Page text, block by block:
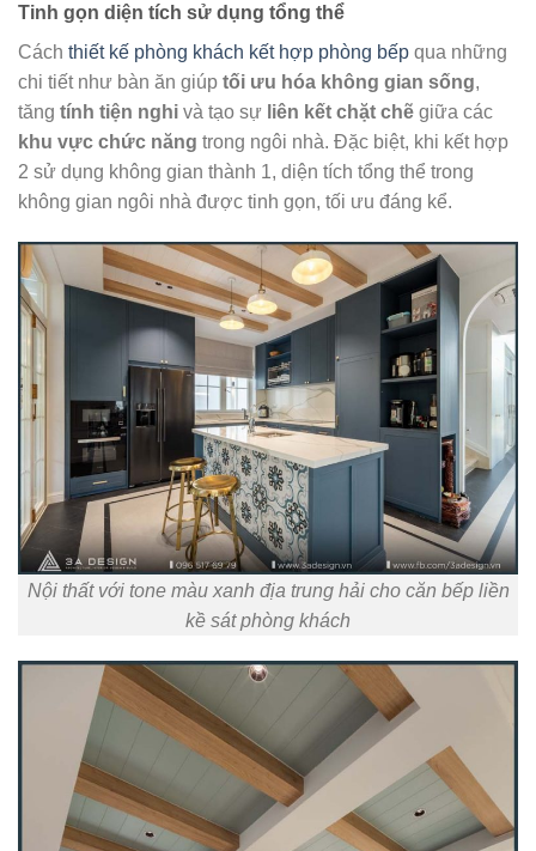
Tinh gọn diện tích sử dụng tổng thể
Cách thiết kế phòng khách kết hợp phòng bếp qua những
chi tiết như bàn ăn giúp tối ưu hóa không gian sống,
tăng tính tiện nghi và tạo sự liên kết chặt chẽ giữa các
khu vực chức năng trong ngôi nhà. Đặc biệt, khi kết hợp
2 sử dụng không gian thành 1, diện tích tổng thể trong
không gian ngôi nhà được tinh gọn, tối ưu đáng kể.​
Nội thất với tone màu xanh địa trung hải cho căn bếp liền
kề sát phòng khách